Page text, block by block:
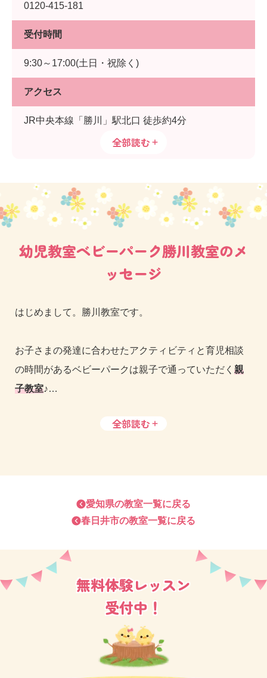
0120-415-181
受付時間
9:30～17:00(土日・祝除く)
アクセス
JR中央本線「勝川」駅北口 徒歩約4分
全部読む
幼児教室ベビーパーク勝川教室のメ
ッセージ
はじめまして。勝川教室です。
お子さまの発達に合わせたアクティビティと育児相談
の時間があるベビーパークは親子で通っていただく 親
子教室♪
お子さま思いのご家庭ばかりで、どのクラスも笑顔あ
方も、育児相談がしたい方も。
ぜひお気軽に体験レッスンへお越しください。
新しい生徒さまのお越しをお待ちしております。
全部読む
愛知県の教室一覧に戻る
春日井市の教室一覧に戻る
無料体験レッスン
受付中！